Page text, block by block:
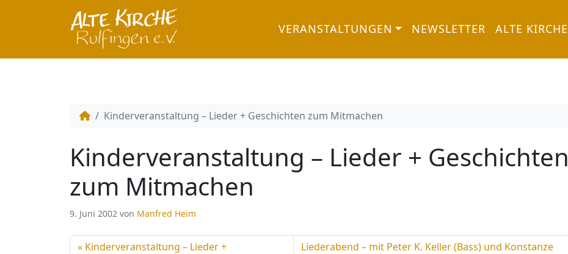
VERANSTALTUNGEN NEWSLETTER ALTE KIRCHE
Kinderveranstaltung – Lieder + Geschichten zum Mitmachen
Kinderveranstaltung – Lieder + Geschichten
zum Mitmachen
9. Juni 2002 von Manfred Heim
Kinderveranstaltung – Lieder +
Liederabend – mit Peter K. Keller (Bass) und Konstanze